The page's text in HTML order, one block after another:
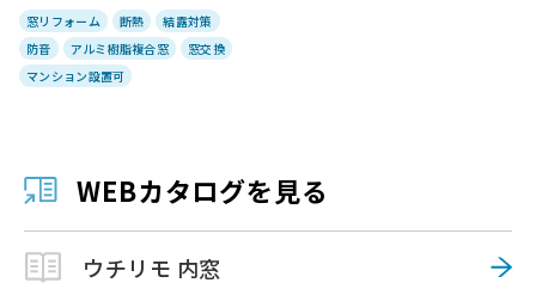
窓リフォーム 断熱
結露対策
防音
アルミ樹脂複合窓
窓交換
マンション設置可
WEBカタログを見る
ウチリモ 内窓